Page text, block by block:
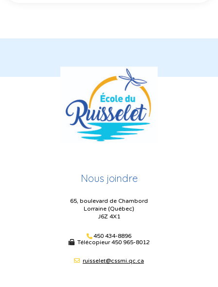
Nous joindre
65, boulevard de Chambord
Lorraine (Québec)
J6Z 4X1
450 434-8896
Télécopieur450 965-8012
ruisselet@cssmi.qc.ca